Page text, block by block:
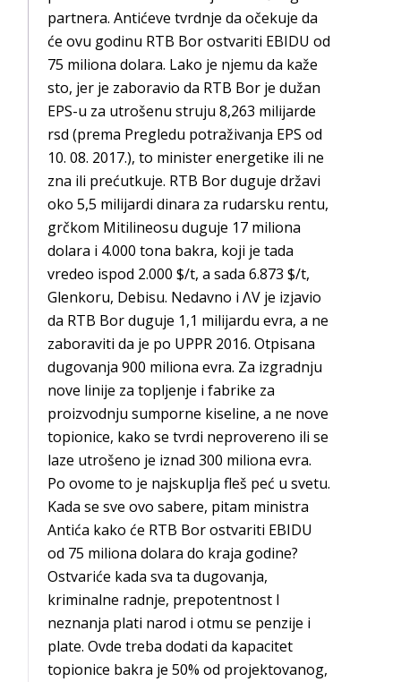
partnera. Antićeve tvrdnje da očekuje da
će ovu godinu RTB Bor ostvariti EBIDU od
75 miliona dolara. Lako je njemu da kaže
sto, jer je zaboravio da RTB Bor je dužan
EPS-u za utrošenu struju 8,263 milijarde
rsd (prema Pregledu potraživanja EPS od
10. 08. 2017.), to minister energetike ili ne
zna ili prećutkuje. RTB Bor duguje državi
oko 5,5 milijardi dinara za rudarsku rentu,
grčkom Mitilineosu duguje 17 miliona
dolara i 4.000 tona bakra, koji je tada
vredeo ispod 2.000 $/t, a sada 6.873 $/t,
Glenkoru, Debisu. Nedavno i ΛV je izjavio
da RTB Bor duguje 1,1 milijardu evra, a ne
zaboraviti da je po UPPR 2016. Otpisana
dugovanja 900 miliona evra. Za izgradnju
nove linije za topljenje i fabrike za
proizvodnju sumporne kiseline, a ne nove
topionice, kako se tvrdi neprovereno ili se
laze utrošeno je iznad 300 miliona evra.
Po ovome to je najskuplja fleš peć u svetu.
Kada se sve ovo sabere, pitam ministra
Antića kako će RTB Bor ostvariti EBIDU
od 75 miliona dolara do kraja godine?
Ostvariće kada sva ta dugovanja,
kriminalne radnje, prepotentnost I
neznanja plati narod i otmu se penzije i
plate. Ovde treba dodati da kapacitet
topionice bakra je 50% od projektovanog,